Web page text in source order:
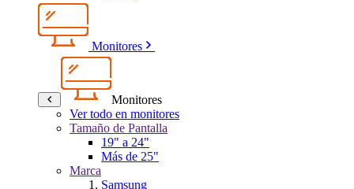
Monitores
Monitores
Ver todo en monitores
Tamaño de Pantalla
19" a 24"
Más de 25"
Marca
Samsung